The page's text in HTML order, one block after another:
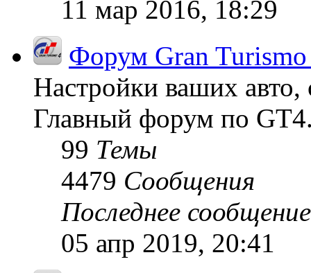
11 мар 2016, 18:29
Форум Gran
Настройки ваших авто,
Главный форум по
99 Темы
4479 Сообщения
Последнее сообщение
05 апр 2019, 20:41